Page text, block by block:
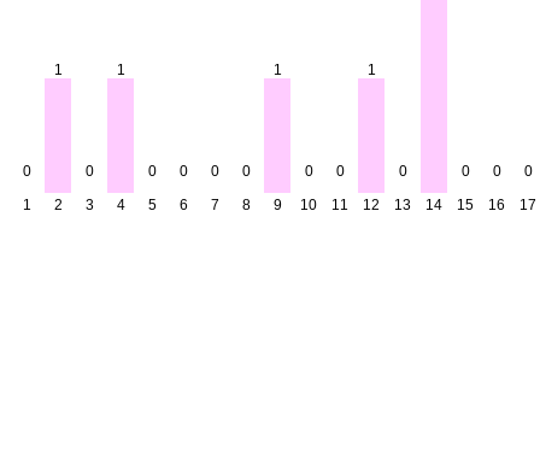
0
1
1
2
0
3
1
4
0
5
0
6
0
7
0
8
1
9
0
10
0
11
1
12
0
13
14
0
15
0
16
0
17